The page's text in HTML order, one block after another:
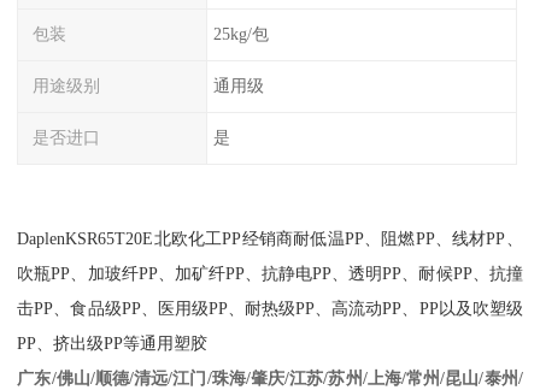
包装 25kg/包
用途级别 通用级
是否进口 是
DaplenKSR65T20E北欧化工PP经销商耐低温PP、阻燃PP、线材PP、
吹瓶PP、加玻纤PP、加矿纤PP、抗静电PP、透明PP、耐候PP、抗撞
击PP、食品级PP、医用级PP、耐热级PP、高流动PP、 PP以及吹塑级
PP、挤出级PP等通用塑胶
广东/佛山/顺德/清远/江门/珠海/肇庆/江苏/苏州/上海/常州/昆山/泰州/